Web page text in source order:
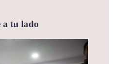
a tu lado